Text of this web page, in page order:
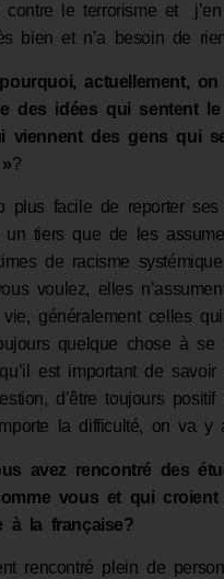
contre le terrorisme et j’en
bien et n’a besoin de
actuellement, on
des idées qui sentent le
viennent des gens qui
?
plus facile de reporter ses
un tiers que de les
de racisme
voulez, elles
généralement celles
quelque chose à se
est important de savoir
d’être toujours
la difficulté, on va y
avez rencontré des
vous et qui croient
à la française?
rencontré plein de